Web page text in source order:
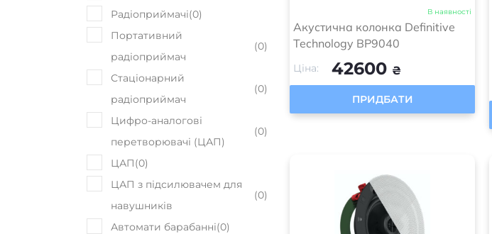
Радіоприймачі(0)
Портативний
радіоприймач
(0)
Стаціонарний
радіоприймач
(0)
Цифро-аналогові
перетворювачі (ЦАП)
(0)
ЦАП(0)
ЦАП з підсилювачем для
навушників
(0)
Автомати барабанні(0)
В наявності
Акустична колонка Definitive
Technology BP9040
Ціна: 42600 ₴
ПРИДБАТИ